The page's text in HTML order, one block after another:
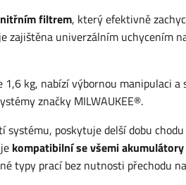
filtrem, který efektivně
zajištěna univerzálním uchycením
kg, nabízí výbornou manipulaci a
značky MILWAUKEE®.
poskytuje delší dobu
kompatibilní se všemi akumulátory
typy prací bez nutnosti přechodu